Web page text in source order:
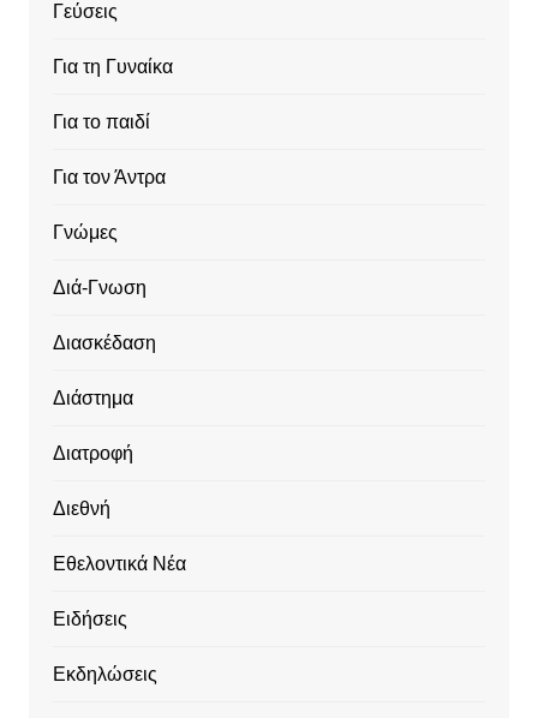
Γεύσεις
Για τη Γυναίκα
Για το παιδί
Για τον Άντρα
Γνώμες
Διά-Γνωση
Διασκέδαση
Διάστημα
Διατροφή
Διεθνή
Εθελοντικά Νέα
Ειδήσεις
Εκδηλώσεις